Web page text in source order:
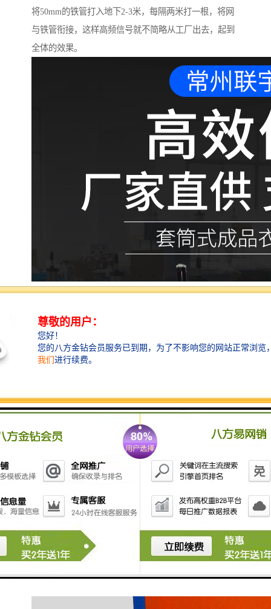
将50mm的铁管打入地下2-3米，每隔两米打一根，将网
与铁管衔接，这样高频信号就不简略从工厂出去，起到
全体的效果。